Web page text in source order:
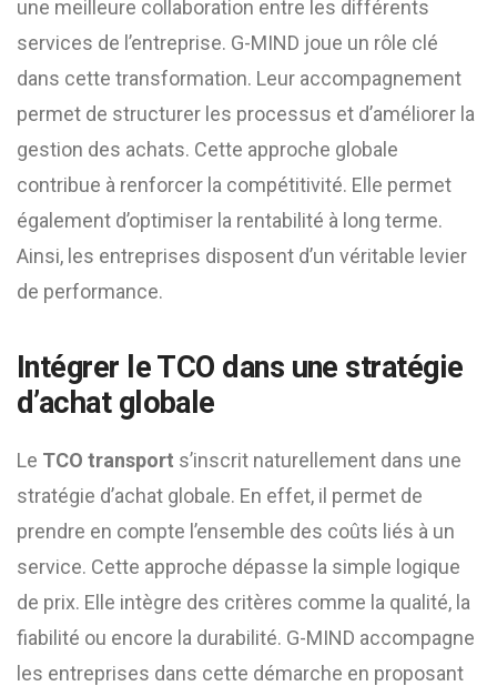
une meilleure collaboration entre les différents
services de l’entreprise. G-MIND joue un rôle clé
dans cette transformation. Leur accompagnement
permet de structurer les processus et d’améliorer la
gestion des achats. Cette approche globale
contribue à renforcer la compétitivité. Elle permet
également d’optimiser la rentabilité à long terme.
Ainsi, les entreprises disposent d’un véritable levier
de performance.
Intégrer le TCO dans une stratégie
d’achat globale
Le TCO transport s’inscrit naturellement dans une
stratégie d’achat globale. En effet, il permet de
prendre en compte l’ensemble des coûts liés à un
service. Cette approche dépasse la simple logique
de prix. Elle intègre des critères comme la qualité, la
fiabilité ou encore la durabilité. G-MIND accompagne
les entreprises dans cette démarche en proposant